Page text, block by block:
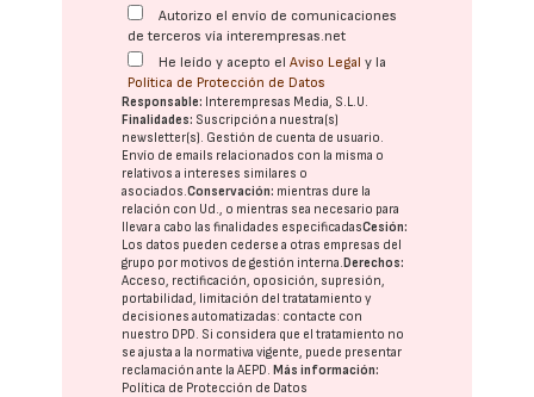
Autorizo el envío de comunicaciones
de terceros vía interempresas.net
He leído y acepto elAviso Legal y la
Política de Protección de Datos
Responsable: Interempresas Media, S.L.U.
Finalidades: Suscripción a nuestra(s)
newsletter(s). Gestión de cuenta de usuario.
Envío de emails relacionados con la misma o
relativos a intereses similares o
asociados.Conservación: mientras dure la
relación con Ud., o mientras sea necesario para
llevar a cabo las finalidades especificadasCesión:
Los datos pueden cederse a otras empresas del
grupo por motivos de gestión interna.Derechos:
Acceso, rectificación, oposición, supresión,
portabilidad, limitación del tratatamiento y
decisiones automatizadas: contacte con
nuestro DPD. Si considera que el tratamiento no
se ajusta a la normativa vigente, puede presentar
reclamación ante laAEPD.Más información:
Política de Protección de Datos